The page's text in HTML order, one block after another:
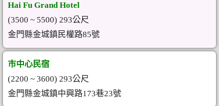
Hai Fu Grand Hotel
(3500 ~ 5500) 293公尺
金門縣金城鎮民權路85號
市中心民宿
(2200 ~ 3600) 293公尺
金門縣金城鎮中興路173巷23號